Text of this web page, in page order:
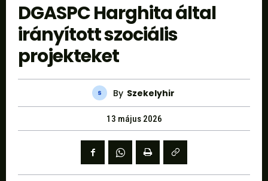
DGASPC Harghita által
irányított szociális
projekteket
By Szekelyhir
13 május 2026